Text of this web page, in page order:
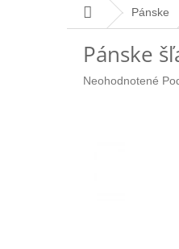
DomovPánske
Pánske
Priemerné
Neohodnotené